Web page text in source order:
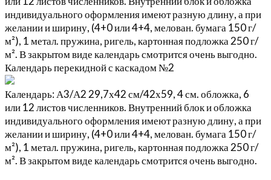
индивидуального оформления имеют разную длину, а при
желании и ширину, (4+0 или 4+4, мелован. бумага 150 г/
м²), 1 метал. пружина, ригель, картонная подложка 250 г/
м². В закрытом виде календарь смотрится очень выгодно.
Календарь перекидной с каскадом №2
Календарь: А3/А2 29,7х42 см/42х59, 4 см. обложка, 6
или 12 листов численников. Внутренний блок и обложка
индивидуального оформления имеют разную длину, а при
желании и ширину, (4+0 или 4+4, мелован. бумага 150 г/
м²), 1 метал. пружина, ригель, картонная подложка 250 г/
м². В закрытом виде календарь смотрится очень выгодно.